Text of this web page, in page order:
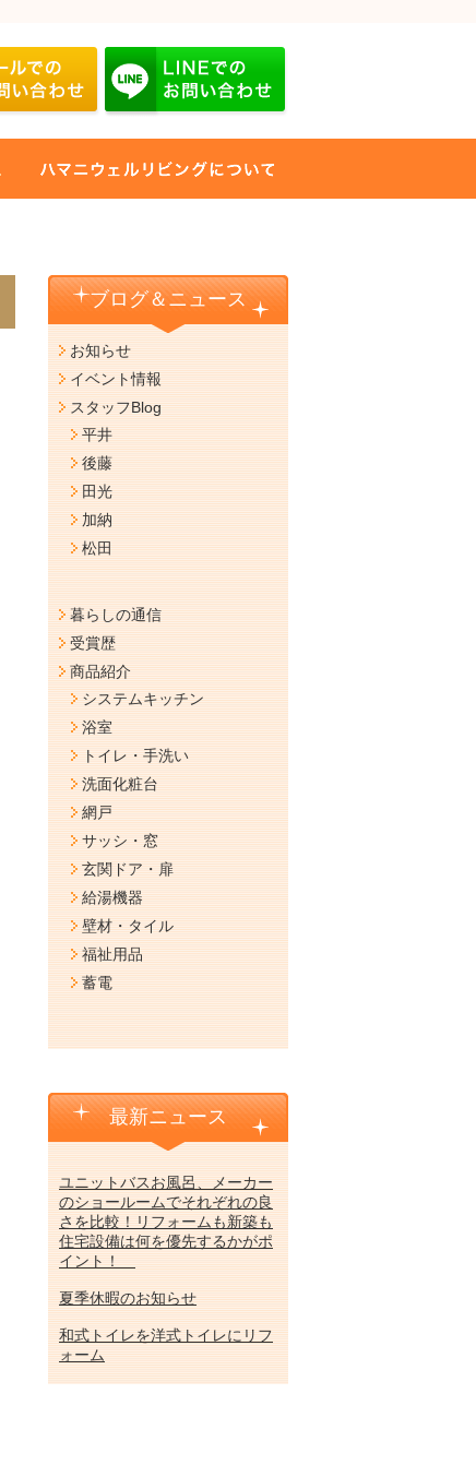
ブログ＆ニュース
お知らせ
イベント情報
スタッフBlog
平井
後藤
田光
加納
松田
暮らしの通信
受賞歴
商品紹介
システムキッチン
浴室
トイレ・手洗い
洗面化粧台
網戸
サッシ・窓
玄関ドア・扉
給湯機器
壁材・タイル
福祉用品
蓄電
最新ニュース
ユニットバスお風呂、メーカー
のショールームでそれぞれの良
さを比較！リフォームも新築も
住宅設備は何を優先するかがポ
イント！
夏季休暇のお知らせ
和式トイレを洋式トイレにリフ
ォーム